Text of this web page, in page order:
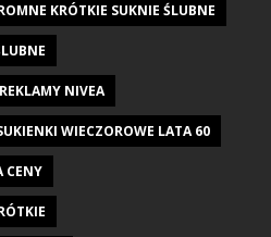
KRÓTKIE SUKNIE ŚLUBNE
NIVEA
WIECZOROWE LATA 60
CENY